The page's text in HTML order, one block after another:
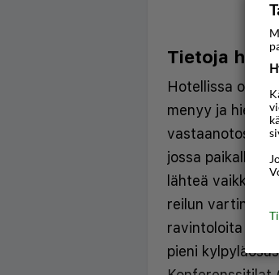
Tietoja
Hotellissa on
menyy ja hieno
vastaanotossa.
jossa
lähteä vaikka
reilun vartin
ravintoloita ja
pieni